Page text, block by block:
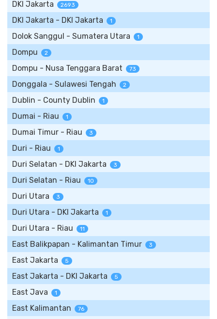
DKI Jakarta 2693
DKI Jakarta - DKI Jakarta 1
Dolok Sanggul - Sumatera Utara 1
Dompu 2
Dompu - Nusa Tenggara Barat 73
Donggala - Sulawesi Tengah 2
Dublin - County Dublin 1
Dumai - Riau 1
Dumai Timur - Riau 3
Duri - Riau 1
Duri Selatan - DKI Jakarta 3
Duri Selatan - Riau 10
Duri Utara 3
Duri Utara - DKI Jakarta 1
Duri Utara - Riau 11
East Balikpapan - Kalimantan Timur 3
East Jakarta 5
East Jakarta - DKI Jakarta 5
East Java 1
East Kalimantan 76